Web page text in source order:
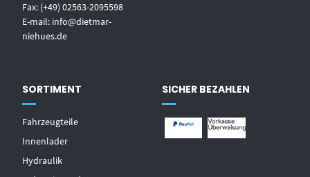
Fax: (+49) 02563-2095598
E-mail: info@dietmar-
niehues.de
SORTIMENT
Fahrzeugteile
Innenlader
Hydraulik
SICHER BEZAHLEN